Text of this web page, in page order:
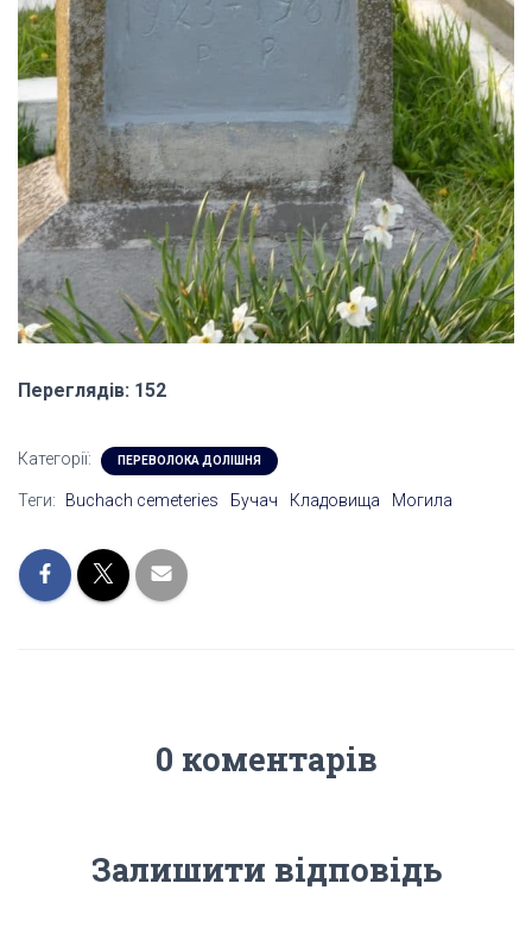
Переглядів: 152
Категорії: ПЕРЕВОЛОКА ДОЛІШНЯ
Теги: Buchach cemeteries Бучач Кладовища Могила
0 коментарів
Залишити відповідь